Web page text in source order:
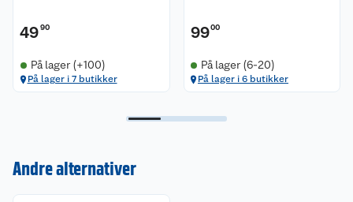
4990
På lager (+100)
På lager i 7 butikker
9900
På lager (6-20)
På lager i 6 butikker
Andre alternativer
Nyheter
Angre- og returrett